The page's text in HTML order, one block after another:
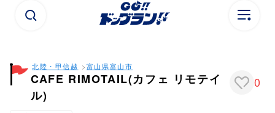
北陸・甲信越 富山県富山市
CAFE RIMOTAIL(カフェ リモテイ
ル)
0